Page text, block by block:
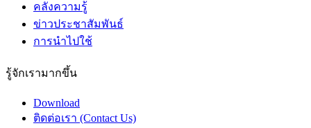
คลังความรู้
ข่าวประชาสัมพันธ์
การนำไปใช้
รู้จักเรามากขึ้น
Download
ติดต่อเรา (Contact Us)